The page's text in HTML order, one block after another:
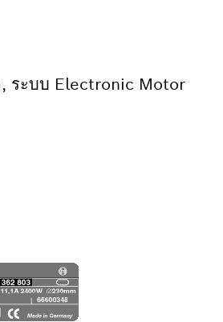
, ระบบ Electronic Motor